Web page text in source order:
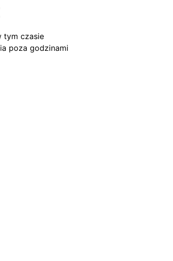
tym czasie
poza godzinami